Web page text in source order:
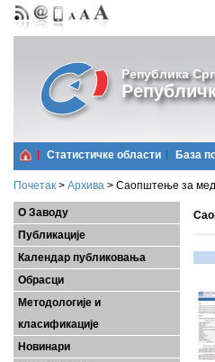
Република
Статистичке области Базa
Почетак > Архива > Саопштење за
О Заводу
Публикације
Календар публиковања
Обрасци
Методологије и
класификације
Новинари